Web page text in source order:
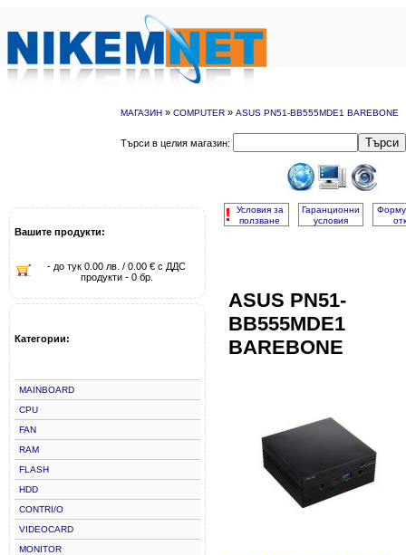
МАГАЗИН » COMPUTER » ASUS PN51-BB555MDE1 BAREBONE
Търси в целия магазин: Търси
Вашите продукти:
- до тук 0.00 лв. / 0.00 € с ДДС
продукти - 0 бр.
Категории:
MAINBOARD
CPU
FAN
RAM
FLASH
HDD
CONTRI/O
VIDEOCARD
MONITOR
!
Условия за
ползване
Гаранционни
условия
ASUS PN51-
BB555MDE1
BAREBONE